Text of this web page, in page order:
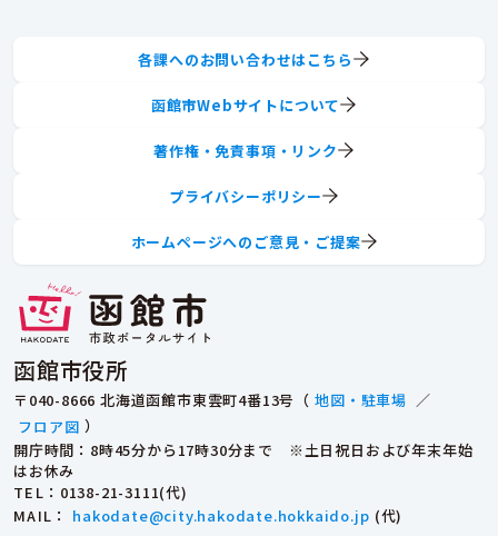
函館市役所
〒040-8666 北海道函館市東雲町4番13号（ 地図・駐車場 ／
フロア図 ）
開庁時間：8時45分から17時30分まで ※土日祝日および年末年始
はお休み
TEL ：0138-21-3111(代)
MAIL ： hakodate@city.hakodate.hokkaido.jp (代)
各課へのお問い合わせはこちら
函館市Webサイトについて
著作権・免責事項・リンク
プライバシーポリシー
ホームページへのご意見・ご提案